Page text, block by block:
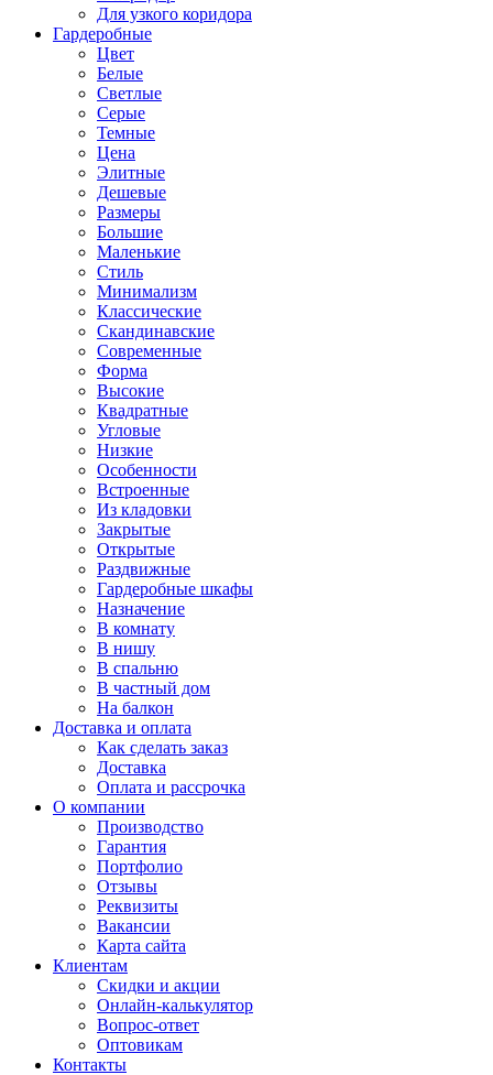
Для узкого коридора
Гардеробные
Цвет
Белые
Светлые
Серые
Темные
Цена
Элитные
Дешевые
Размеры
Большие
Маленькие
Стиль
Минимализм
Классические
Скандинавские
Современные
Форма
Высокие
Квадратные
Угловые
Низкие
Особенности
Встроенные
Из кладовки
Закрытые
Открытые
Раздвижные
Гардеробные шкафы
Назначение
В комнату
В нишу
В спальню
В частный дом
На балкон
Доставка и оплата
Как сделать заказ
Доставка
Оплата и рассрочка
О компании
Производство
Гарантия
Портфолио
Отзывы
Реквизиты
Вакансии
Карта сайта
Клиентам
Скидки и акции
Онлайн-калькулятор
Вопрос-ответ
Оптовикам
Контакты